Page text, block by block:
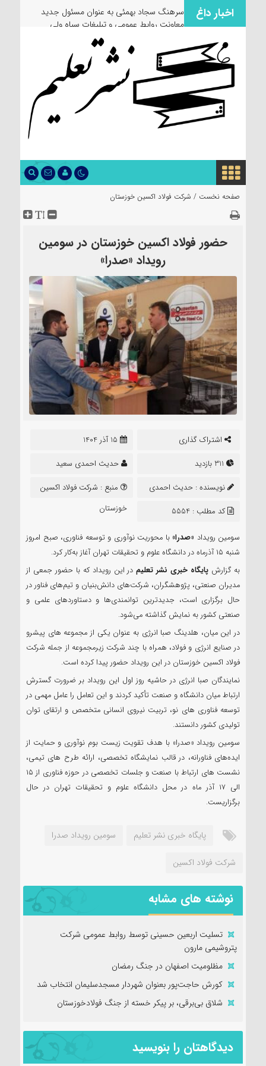
اخبار داغ
سرهنگ سجاد بهمئی به عنوان مسئول جدید
معاونت روابط عمومی و تبلیغات سپاه ولی
عصر(عج) خوزستان معرفی شد
صفحه نخست / شرکت فولاد اکسین خوزستان
حضور فولاد اکسین خوزستان در سومین
رویداد «صدرا»
اشتراک گذاری
15 آذر 1404
حدیث احمدی سعید
نویسنده : حدیث احمدی
سعید
منبع : شرکت فولاد اکسین
خوزستان
کد مطلب : 5554
سومین رویداد «صدرا» با محوریت نوآوری و توسعه فناوری، صبح امروز
شنبه ۱۵ آذرماه در دانشگاه علوم و تحقیقات تهران آغاز به‌کار کرد.
به گزارش پایگاه خبری نشر تعلیمدر این رویداد که با حضور جمعی از
مدیران صنعتی، پژوهشگران، شرکت‌های دانش‌بنیان و تیم‌های فناور در
حال برگزاری است، جدیدترین توانمندی‌ها و دستاوردهای علمی و
صنعتی کشور به نمایش گذاشته می‌شود.
در این میان، هلدینگ صبا انرژی به‌ عنوان یکی از مجموعه‌ های پیشرو
در صنایع انرژی و فولاد، همراه با چند شرکت زیرمجموعه از جمله شرکت
فولاد اکسین خوزستان در این رویداد حضور پیدا کرده است.
نمایندگان صبا انرژی در حاشیه روز اول این رویداد بر ضرورت گسترش
ارتباط میان دانشگاه و صنعت تأکید کردند و این تعامل را عامل مهمی در
توسعه فناوری‌ های نو، تربیت نیروی انسانی متخصص و ارتقای توان
تولیدی کشور دانستند.
سومین رویداد «صدرا» با هدف تقویت زیست‌ بوم نوآوری و حمایت از
ایده‌های فناورانه، در قالب نمایشگاه تخصصی، ارائه‌ طرح‌ های تیمی،
نشست‌ های ارتباط با صنعت و جلسات تخصصی در حوزه فناوری از ۱۵
الی ۱۷ آذر ماه در محل دانشگاه علوم و تحقیقات تهران در حال
برگزاریست.
پایگاه خبری نشر تعلیم سومین رویداد صدرا
شرکت فولاد اکسین
نوشته های مشابه
تسلیت اربعین حسینی توسط روابط عمومی شرکت
پتروشیمی مارون
مظلومیت اصفهان در جنگ رمضان
کورش حاجت‌پور بعنوان شهردار مسجدسلیمان انتخاب شد
شلاق‌ بی‌برقی، بر پیکر خسته‌ از جنگ فولادخوزستان
دیدگاهتان را بنویسید